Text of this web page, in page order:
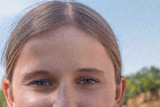
Più lette
Figline Incisa Valdarno